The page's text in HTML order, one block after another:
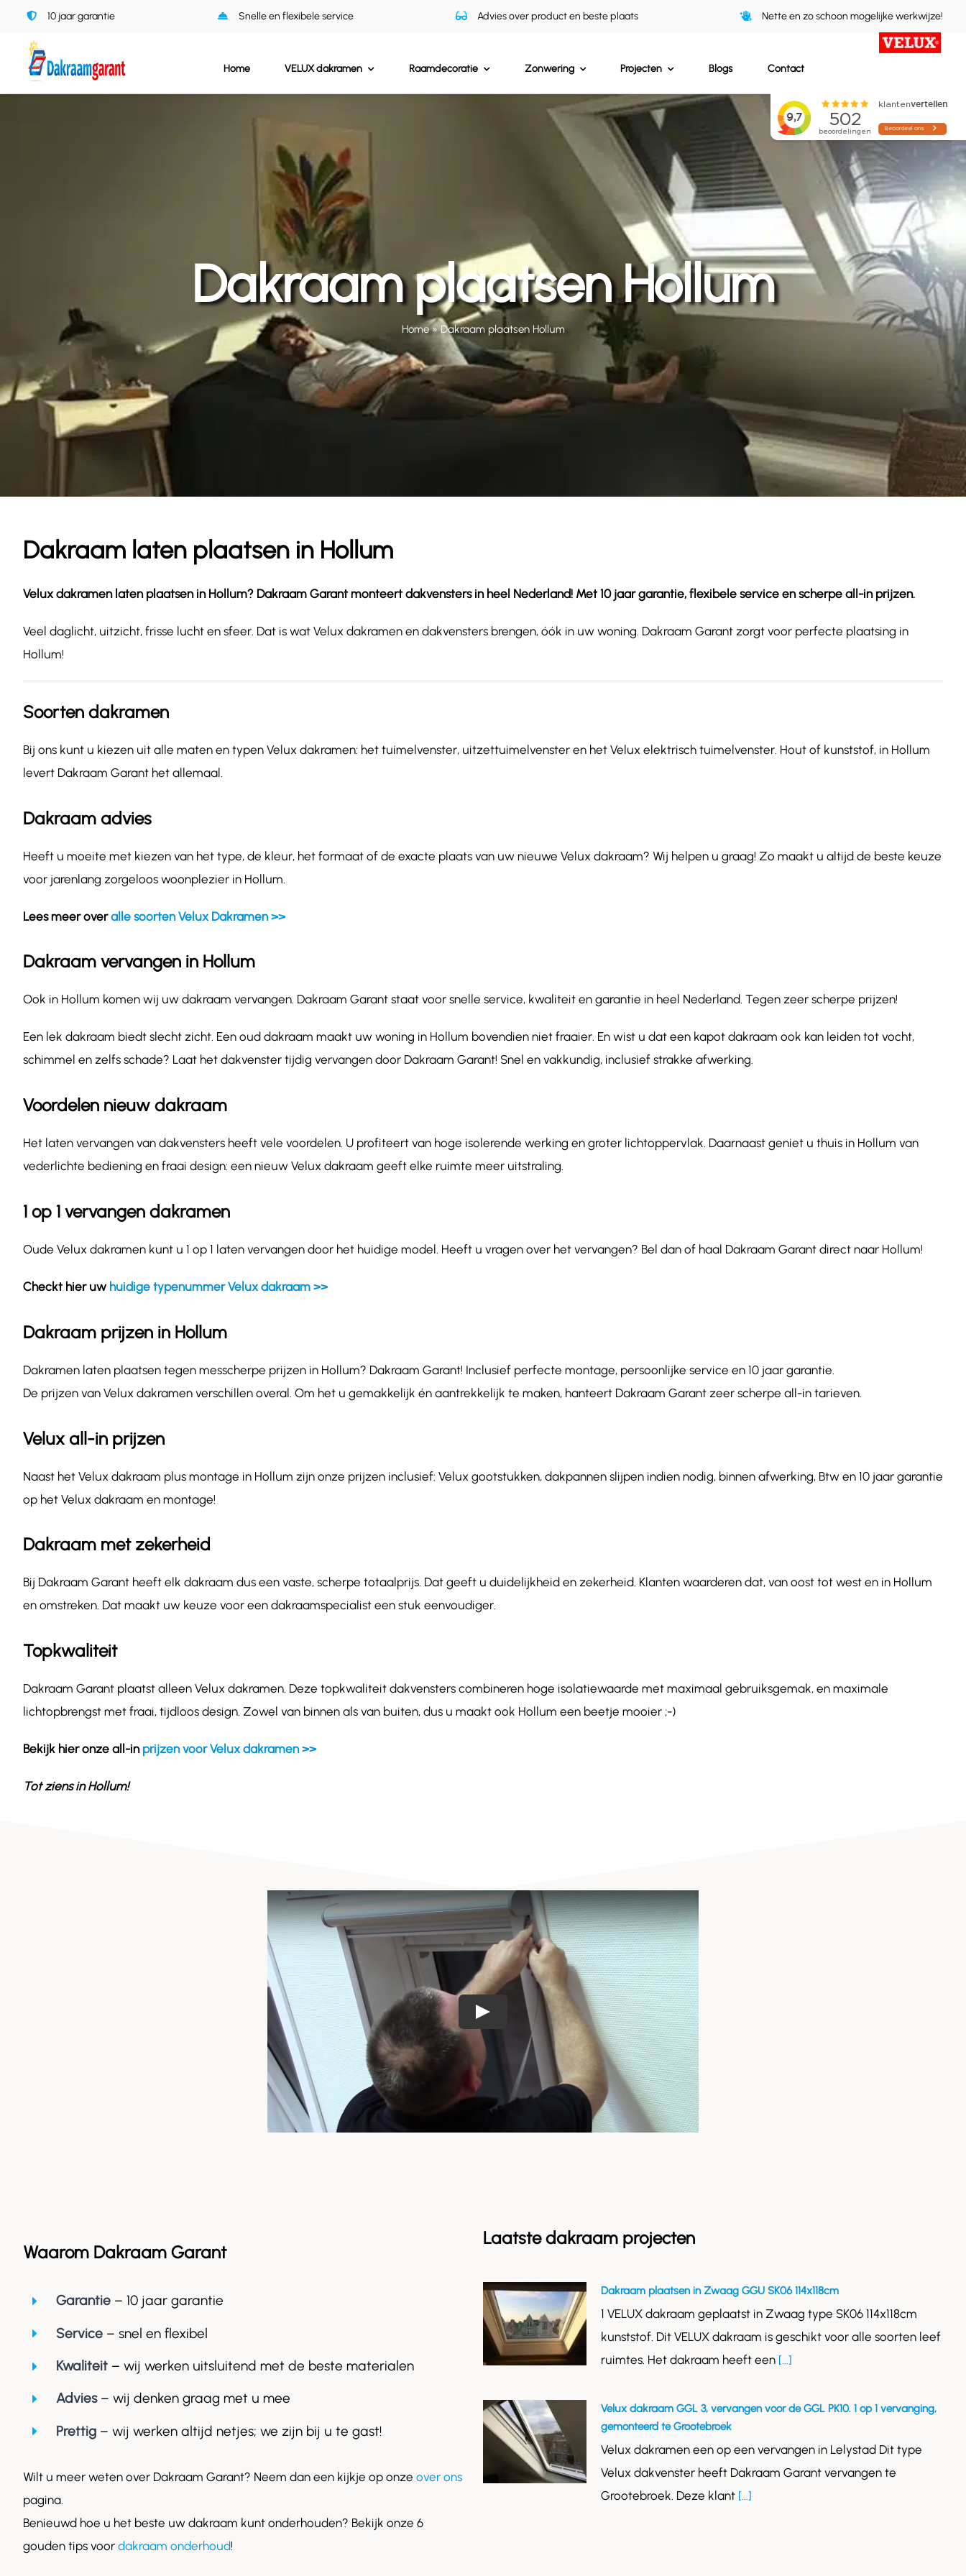
inhoud
10 jaar garantie Snelle en flexibele service Advies over product en beste plaats Nette en zo schoon mogelijke werkwijze!
Home VELUX dakramen Raamdecoratie Zonwering Projecten Blogs Contact
Dakraam plaatsen Hollum
Home»Dakraam plaatsen Hollum
Dakraam laten plaatsen in Hollum
Velux dakramen laten plaatsen in Hollum? Dakraam Garant monteert dakvensters in heel Nederland! Met 10 jaar garantie, flexibele service en scherpe all-in prijzen.
Veel daglicht, uitzicht, frisse lucht en sfeer. Dat is wat Velux dakramen en dakvensters brengen, óók in uw woning. Dakraam Garant zorgt voor perfecte plaatsing in
Hollum!
Soorten dakramen
Bij ons kunt u kiezen uit alle maten en typen Velux dakramen: het tuimelvenster, uitzettuimelvenster en het Velux elektrisch tuimelvenster. Hout of kunststof, in Hollum
levert Dakraam Garant het allemaal.
Dakraam advies
Heeft u moeite met kiezen van het type, de kleur, het formaat of de exacte plaats van uw nieuwe Velux dakraam? Wij helpen u graag! Zo maakt u altijd de beste keuze
voor jarenlang zorgeloos woonplezier in Hollum.
Lees meer overalle soorten Velux Dakramen >>
Dakraam vervangen in Hollum
Ook in Hollum komen wij uw dakraam vervangen. Dakraam Garant staat voor snelle service, kwaliteit en garantie in heel Nederland. Tegen zeer scherpe prijzen!
Een lek dakraam biedt slecht zicht. Een oud dakraam maakt uw woning in Hollum bovendien niet fraaier. En wist u dat een kapot dakraam ook kan leiden tot vocht,
schimmel en zelfs schade? Laat het dakvenster tijdig vervangen door Dakraam Garant! Snel en vakkundig, inclusief strakke afwerking.
Voordelen nieuw dakraam
Het laten vervangen van dakvensters heeft vele voordelen. U profiteert van hoge isolerende werking en groter lichtoppervlak. Daarnaast geniet u thuis in Hollum van
vederlichte bediening en fraai design: een nieuw Velux dakraam geeft elke ruimte meer uitstraling.
1 op 1 vervangen dakramen
Oude Velux dakramen kunt u 1 op 1 laten vervangen door het huidige model. Heeft u vragen over het vervangen? Bel dan of haal Dakraam Garant direct naar Hollum!
Checkt hier uw huidige typenummer Velux dakraam >>
Dakraam prijzen in Hollum
Dakramen laten plaatsen tegen messcherpe prijzen in Hollum? Dakraam Garant! Inclusief perfecte montage, persoonlijke service en 10 jaar garantie.
De prijzen van Velux dakramen verschillen overal. Om het u gemakkelijk én aantrekkelijk te maken, hanteert Dakraam Garant zeer scherpe all-in tarieven.
Velux all-in prijzen
Naast het Velux dakraam plus montage in Hollum zijn onze prijzen inclusief: Velux gootstukken, dakpannen slijpen indien nodig, binnen afwerking, Btw en 10 jaar garantie
op het Velux dakraam en montage!
Dakraam met zekerheid
Bij Dakraam Garant heeft elk dakraam dus een vaste, scherpe totaalprijs. Dat geeft u duidelijkheid en zekerheid. Klanten waarderen dat, van oost tot west en in Hollum
en omstreken. Dat maakt uw keuze voor een dakraamspecialist een stuk eenvoudiger.
Topkwaliteit
Dakraam Garant plaatst alleen Velux dakramen. Deze topkwaliteit dakvensters combineren hoge isolatiewaarde met maximaal gebruiksgemak, en maximale
lichtopbrengst met fraai, tijdloos design. Zowel van binnen als van buiten, dus u maakt ook Hollum een beetje mooier ;-)
Bekijk hier onze all-in prijzen voor Velux dakramen >>
Tot ziens inHollum!
Waarom Dakraam Garant
Garantie– 10 jaar garantie
Service – snel en flexibel
Kwaliteit– wij werken uitsluitend met de beste materialen
Advies– wij denken graag met u mee
Prettig– wij werken altijd netjes; we zijn bij u te gast!
Wilt u meer weten over Dakraam Garant? Neem dan een kijkje op onze over ons
pagina.
Benieuwd hoe u het beste uw dakraam kunt onderhouden? Bekijk onze 6
gouden tips voor dakraam onderhoud!
Laatste dakraam projecten
Dakraam plaatsen in Zwaag GGU SK06 114x118cm
1 VELUX dakraam geplaatst in Zwaag type SK06 114x118cm
kunststof. Dit VELUX dakraam is geschikt voor alle soorten leef
ruimtes. Het dakraam heeft een [...]
Velux dakraam GGL 3, vervangen voor de GGL PK10. 1 op 1 vervanging,
gemonteerd te Grootebroek
Velux dakramen een op een vervangen in Lelystad Dit type
Velux dakvenster heeft Dakraam Garant vervangen te
Grootebroek. Deze klant [...]